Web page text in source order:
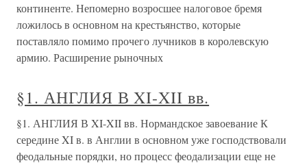
континенте. Непомерно возросшее налоговое бремя
ложилось в основном на крестьянство, которые
поставляло помимо прочего лучников в королевскую
армию. Расширение рыночных
§1. АНГЛИЯ В XI-XII вв.
§1. АНГЛИЯ В XI-XII вв. Нормандское завоевание К
середине XI в. в Англии в основном уже господствовали
феодальные порядки, но процесс феодализации еще не